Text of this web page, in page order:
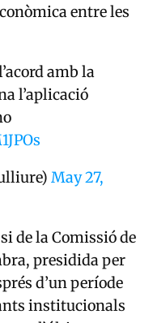
entre les
amb la
l’aplicació
May 27,
de la Comissió de
presidida per
d’un període
institucionals